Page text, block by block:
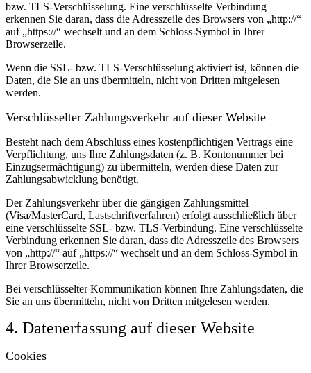
bzw. TLS-Verschlüsselung. Eine verschlüsselte Verbindung
erkennen Sie daran, dass die Adresszeile des Browsers von „http://“
auf „https://“ wechselt und an dem Schloss-Symbol in Ihrer
Browserzeile.
Wenn die SSL- bzw. TLS-Verschlüsselung aktiviert ist, können die
Daten, die Sie an uns übermitteln, nicht von Dritten mitgelesen
werden.
Verschlüsselter Zahlungsverkehr auf dieser Website
Besteht nach dem Abschluss eines kostenpflichtigen Vertrags eine
Verpflichtung, uns Ihre Zahlungsdaten (z. B. Kontonummer bei
Einzugsermächtigung) zu übermitteln, werden diese Daten zur
Zahlungsabwicklung benötigt.
Der Zahlungsverkehr über die gängigen Zahlungsmittel
(Visa/MasterCard, Lastschriftverfahren) erfolgt ausschließlich über
eine verschlüsselte SSL- bzw. TLS-Verbindung. Eine verschlüsselte
Verbindung erkennen Sie daran, dass die Adresszeile des Browsers
von „http://“ auf „https://“ wechselt und an dem Schloss-Symbol in
Ihrer Browserzeile.
Bei verschlüsselter Kommunikation können Ihre Zahlungsdaten, die
Sie an uns übermitteln, nicht von Dritten mitgelesen werden.
4. Datenerfassung auf dieser Website
Cookies